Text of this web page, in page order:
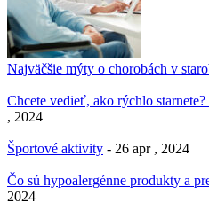
Najväčšie mýty o chorobách v
Chcete vedieť, ako rýchlo starnete?
, 2024
Športové aktivity - 26 apr , 2024
Čo sú hypoalergénne produkty a
2024